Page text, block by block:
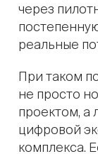
через
реальные
При таком
не просто
проектом, а
цифровой
комплекса.